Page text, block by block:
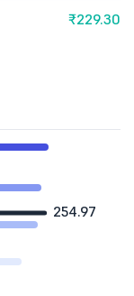
₹229.30
254.97